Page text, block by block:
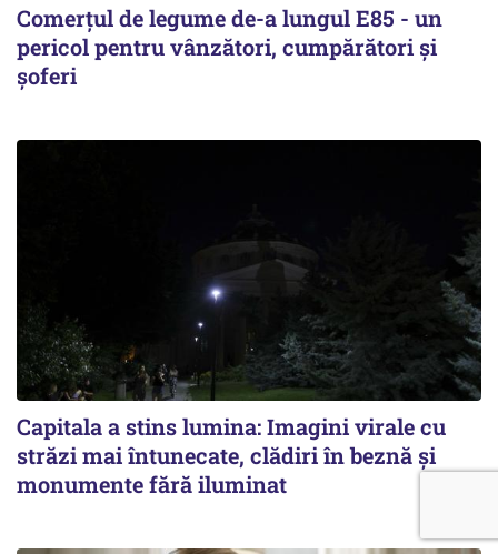
Comerțul de legume de-a lungul E85 - un
pericol pentru vânzători, cumpărători și
șoferi
Capitala a stins lumina: Imagini virale cu
străzi mai întunecate, clădiri în beznă și
monumente fără iluminat